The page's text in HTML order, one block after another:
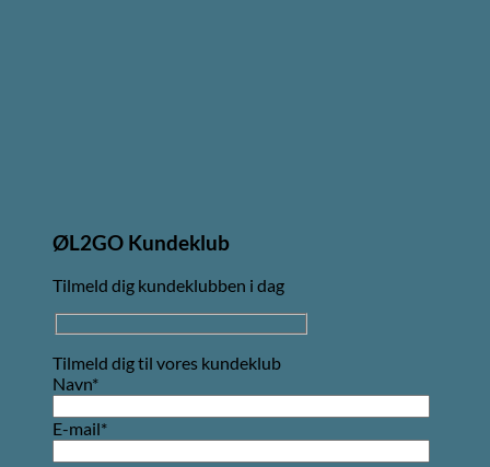
ØL2GO Kundeklub
Tilmeld dig kundeklubben i dag
Tilmeld dig til vores kundeklub
Navn*
E-mail*